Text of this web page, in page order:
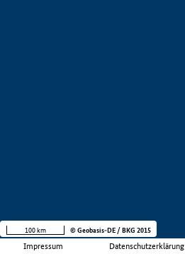
Impressum Datenschutzerklärung
100 km © Geobasis-DE / BKG 2015